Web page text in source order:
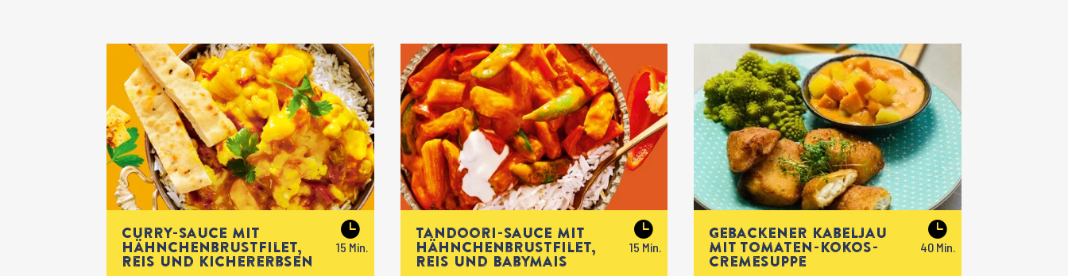
Curry-Sauce mit
Hähnchenbrustfilet,
Reis und Kichererbsen
Tandoori-Sauce mit
Hähnchenbrustfilet,
Reis und Babymais
Gebackener Kabeljau
mit Tomaten-Kokos-
Cremesuppe